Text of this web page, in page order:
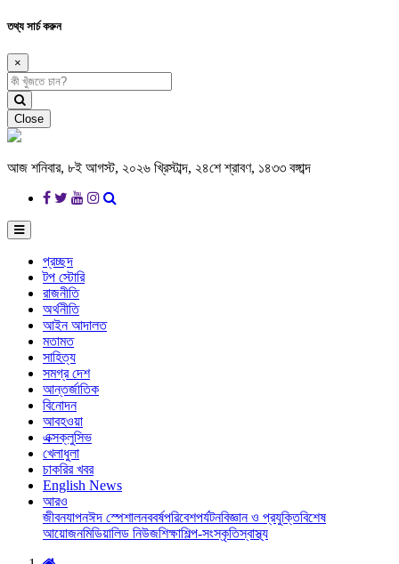
তথ্য সার্চ করুন
×
Close
আজ শনিবার, ৮ই আগস্ট, ২০২৬ খ্রিস্টাব্দ, ২৪শে শ্রাবণ, ১৪৩৩ বঙ্গাব্দ
প্রচ্ছদ
টপ স্টোরি
রাজনীতি
অর্থনীতি
আইন আদালত
মতামত
সাহিত্য
সমগ্র দেশ
আন্তর্জাতিক
বিনোদন
আবহওয়া
এক্সক্লুসিভ
খেলাধুলা
চাকরির খবর
English News
আরও
জীবনযাপনঈদ স্পেশালনববর্ষপরিবেশপর্যটনবিজ্ঞান ও প্রযুক্তিবিশেষ
আয়োজনমিডিয়ালিড নিউজশিক্ষাশিল্প-সংস্কৃতিস্বাস্থ্য